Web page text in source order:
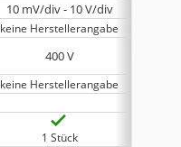
10 mV/div - 10 V/div
keine Herstellerangabe
400 V
keine Herstellerangabe
1 Stück